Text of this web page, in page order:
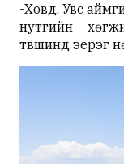
-Ховд, Увс
нутгийн
түвшинд эерэг